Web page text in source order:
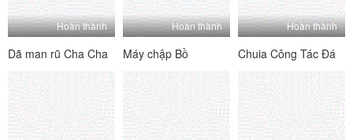
Hoàn thành
Dã man rũ Cha Cha
Hoàn thành
Máy chập Bồ
Hoàn thành
Chuia Công Tác Đá